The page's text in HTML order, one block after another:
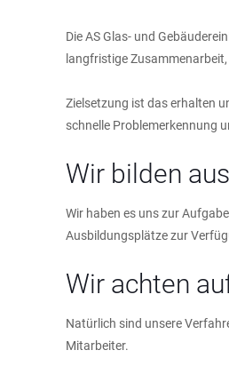
Die AS Glas- und
langfristige
Zielsetzung ist das erhalten
schnelle Problemerkennung
Wir bilden aus
Wir haben es uns zur
Ausbildungsplätze zur
Wir achten
Natürlich sind unsere
Mitarbeiter.